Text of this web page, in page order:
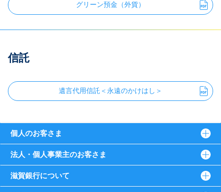
グリーン預金（外貨）
信託
遺言代用信託＜永遠のかけはし＞
個人のお客さま
法人・個人事業主のお客さま
滋賀銀行について